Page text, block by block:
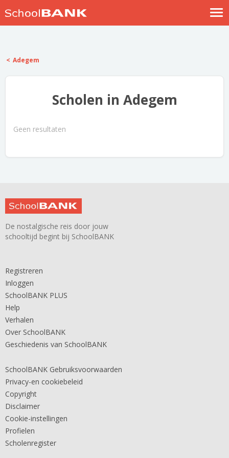
Help
Adegem
Scholen in Adegem
Geen resultaten
De nostalgische reis door jouw
schooltijd begint bij SchoolBANK
Registreren
Inloggen
SchoolBANK PLUS
Help
Verhalen
Over SchoolBANK
Geschiedenis van SchoolBANK
SchoolBANK Gebruiksvoorwaarden
Privacy-en cookiebeleid
Copyright
Disclaimer
Cookie-instellingen
Profielen
Scholenregister